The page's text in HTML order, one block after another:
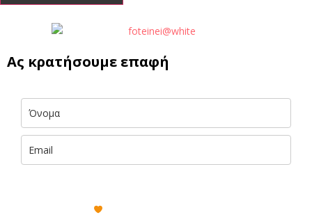
Ας κρατήσουμε επαφή